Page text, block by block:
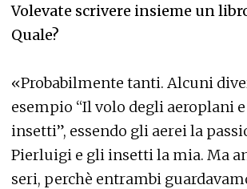
Volevate scrivere insieme un
Quale?
«Probabilmente tanti. Alcuni
esempio “Il volo degli aeroplani
insetti”, essendo gli aerei la
Pierluigi e gli insetti la mia. Ma
seri, perchè entrambi